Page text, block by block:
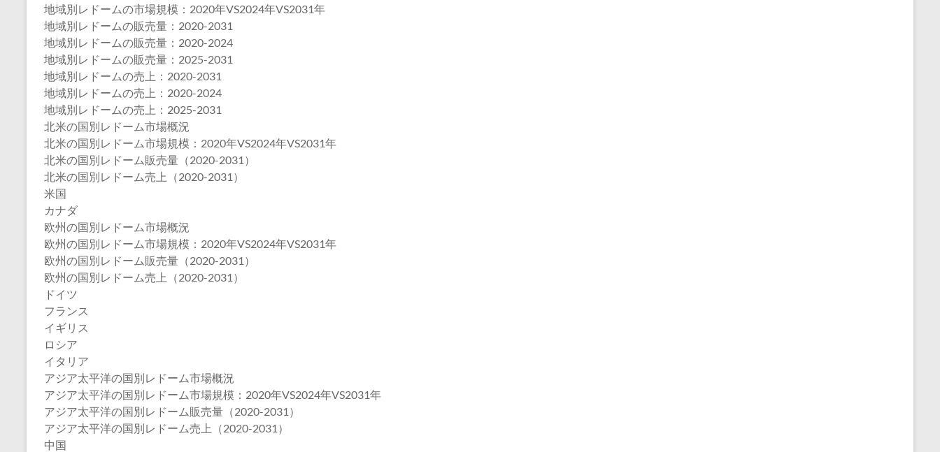
地域別レドームの市場規模：2020年VS2024年VS2031年
地域別レドームの販売量：2020-2031
地域別レドームの販売量：2020-2024
地域別レドームの販売量：2025-2031
地域別レドームの売上：2020-2031
地域別レドームの売上：2020-2024
地域別レドームの売上：2025-2031
北米の国別レドーム市場概況
北米の国別レドーム市場規模：2020年VS2024年VS2031年
北米の国別レドーム販売量（2020-2031）
北米の国別レドーム売上（2020-2031）
米国
カナダ
欧州の国別レドーム市場概況
欧州の国別レドーム市場規模：2020年VS2024年VS2031年
欧州の国別レドーム販売量（2020-2031）
欧州の国別レドーム売上（2020-2031）
ドイツ
フランス
イギリス
ロシア
イタリア
アジア太平洋の国別レドーム市場概況
アジア太平洋の国別レドーム市場規模：2020年VS2024年VS2031年
アジア太平洋の国別レドーム販売量（2020-2031）
アジア太平洋の国別レドーム売上（2020-2031）
中国